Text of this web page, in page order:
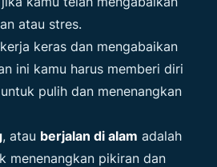
atau stres.
keras dan mengabaikan
ini kamu harus memberi diri
pulih dan menenangkan
, atau berjalan di alam adalah
menenangkan pikiran dan